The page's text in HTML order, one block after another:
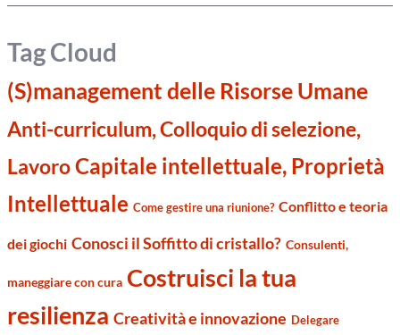
Tag Cloud
(S)management delle Risorse Umane
Anti-curriculum, Colloquio di selezione,
LavoroCapitale intellettuale, Proprietà
Intellettuale Come gestire una riunione? Conflitto e teoria
dei giochi Conosci il Soffitto di cristallo? Consulenti,
maneggiare con cura Costruisci la tua
resilienza Creatività e innovazione Delegare